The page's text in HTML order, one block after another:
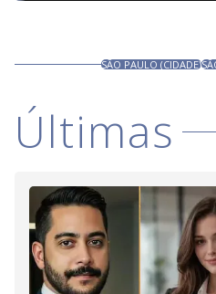
SÃO PAULO (CIDADE)
Últimas